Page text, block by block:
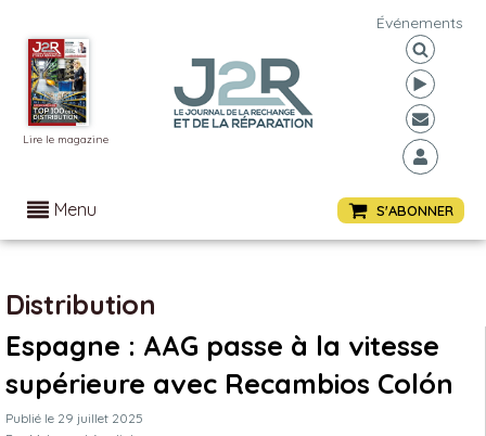
Lire le magazine
Événements
Menu S'ABONNER
Distribution
Espagne : AAG passe à la vitesse
supérieure avec Recambios Colón
Publié le 29 juillet 2025